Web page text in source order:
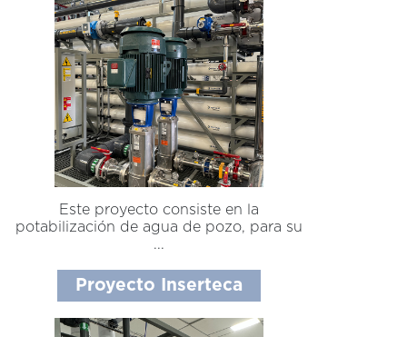
Este proyecto consiste en la
potabilización de agua de pozo, para su
...
Proyecto Inserteca